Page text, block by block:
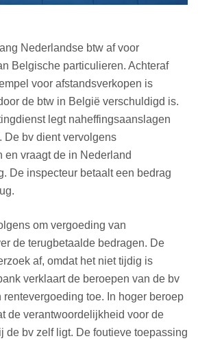
Nederlandse btw af voor
Belgische particulieren. Achteraf
voor afstandsverkopen is
de btw in België verschuldigd is.
legt naheffingsaanslagen
De bv dient vervolgens
en vraagt de in Nederland
De inspecteur betaalt een bedrag
om vergoeding van
de terugbetaalde bedragen. De
af, omdat het niet tijdig is
verklaart de beroepen van de bv
toe. In hoger beroep
de verantwoordelijkheid voor de
de bv zelf ligt. De foutieve toepassing